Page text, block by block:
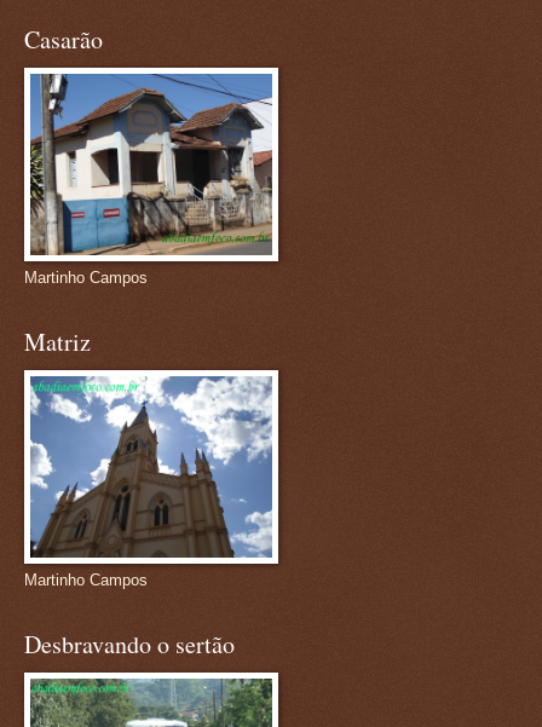
Casarão
Martinho Campos
Matriz
Martinho Campos
Desbravando o sertão